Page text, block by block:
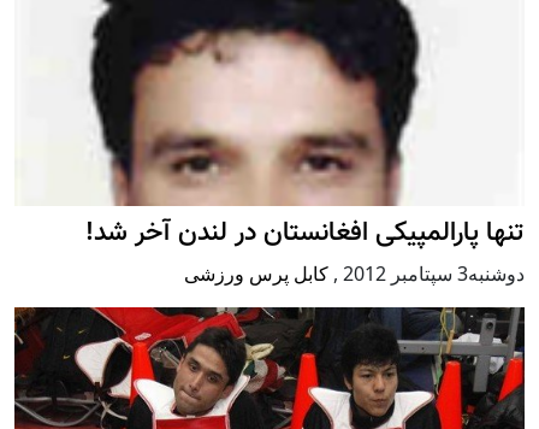
تنها پارالمپیکی افغانستان در لندن آخر شد!
دوشنبه3 سپتامبر 2012 , کابل پرس ورزشی